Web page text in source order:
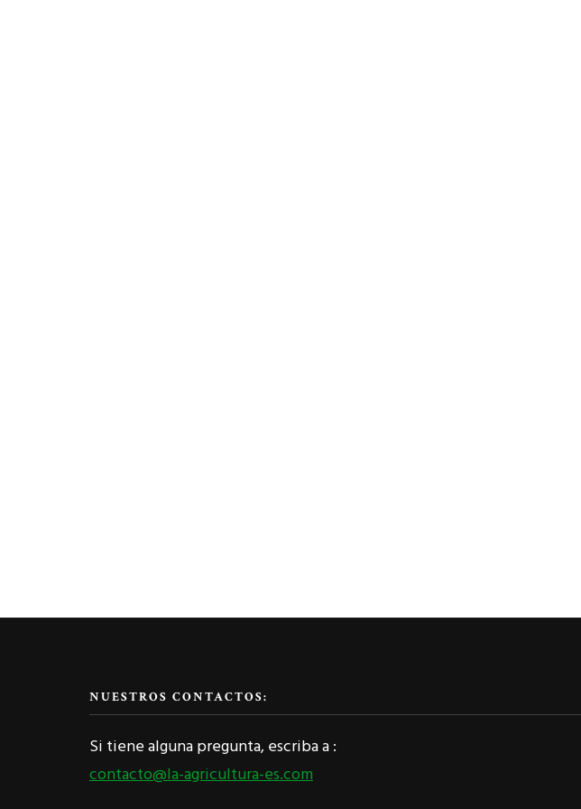
NUESTROS CONTACTOS:
Si tiene alguna pregunta, escriba a :
contacto@la-agricultura-es.com